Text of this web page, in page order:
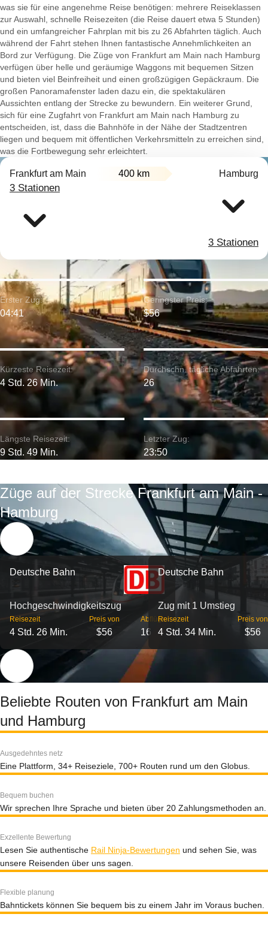
was sie für eine angenehme Reise benötigen: mehrere Reiseklassen
zur Auswahl, schnelle Reisezeiten (die Reise dauert etwa 5 Stunden)
und ein umfangreicher Fahrplan mit bis zu 26 Abfahrten täglich. Auch
während der Fahrt stehen Ihnen fantastische Annehmlichkeiten an
Bord zur Verfügung. Die Züge von Frankfurt am Main nach Hamburg
verfügen über helle und geräumige Waggons mit bequemen Sitzen
und bieten viel Beinfreiheit und einen großzügigen Gepäckraum. Die
großen Panoramafenster laden dazu ein, die spektakulären
Aussichten entlang der Strecke zu bewundern. Ein weiterer Grund,
sich für eine Zugfahrt von Frankfurt am Main nach Hamburg zu
entscheiden, ist, dass die Bahnhöfe in der Nähe der Stadtzentren
liegen und bequem mit öffentlichen Verkehrsmitteln zu erreichen sind,
was die Fortbewegung sehr erleichtert.
Frankfurt am Main 400 km Hamburg
3 Stationen
3 Stationen
Kürzeste Reisezeit:
4 Std. 26 Min.
Erster Zug:
04:41
Längste Reisezeit:
9 Std. 49 Min.
Geringster Preis:
$56
Durchschn. tägliche Abfahrten:
26
Letzter Zug:
23:50
Züge auf der Strecke Frankfurt am Main -
Hamburg
Deutsche Bahn
Hochgeschwindigkeitszug
Reisezeit
4 Std. 26 Min.
Preis von
$56
Abflüge
16
Deutsche Bahn
Zug mit 1 Umstieg
Reisezeit
4 Std. 34 Min.
Preis von
$56
Beliebte Routen von Frankfurt am Main
und Hamburg
Ausgedehntes netz
Eine Plattform, 34+ Reiseziele, 700+ Routen rund um den Globus.
Bequem buchen
Wir sprechen Ihre Sprache und bieten über 20 Zahlungsmethoden an.
Exzellente Bewertung
Lesen Sie authentische Rail Ninja-Bewertungen und sehen Sie, was
unsere Reisenden über uns sagen.
Flexible planung
Bahntickets können Sie bequem bis zu einem Jahr im Voraus buchen.